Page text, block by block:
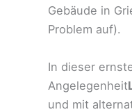
Gebäude in
Problem auf).
In dieser
Angelegenheit
und mit